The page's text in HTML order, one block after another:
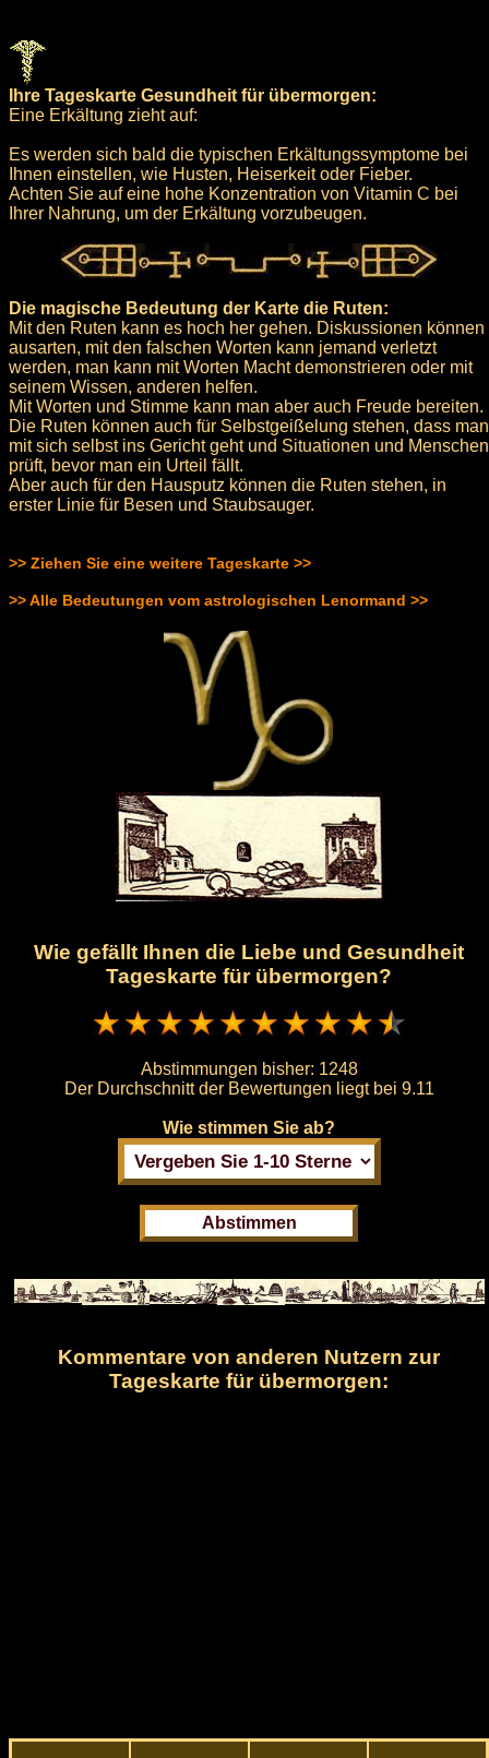
Ihre Tageskarte Gesundheit für übermorgen:
Eine Erkältung zieht auf:
Es werden sich bald die typischen Erkältungssymptome bei
Ihnen einstellen, wie Husten, Heiserkeit oder Fieber.
Achten Sie auf eine hohe Konzentration von Vitamin C bei
Ihrer Nahrung, um der Erkältung vorzubeugen.
Die magische Bedeutung der Karte die Ruten:
Mit den Ruten kann es hoch her gehen. Diskussionen können
ausarten, mit den falschen Worten kann jemand verletzt
werden, man kann mit Worten Macht demonstrieren oder mit
seinem Wissen, anderen helfen.
Mit Worten und Stimme kann man aber auch Freude bereiten.
Die Ruten können auch für Selbstgeißelung stehen, dass man
mit sich selbst ins Gericht geht und Situationen und Menschen
prüft, bevor man ein Urteil fällt.
Aber auch für den Hausputz können die Ruten stehen, in
erster Linie für Besen und Staubsauger.
>> Ziehen Sie eine weitere Tageskarte >>
>> Alle Bedeutungen vom astrologischen Lenormand >>
Wie gefällt Ihnen die Liebe und Gesundheit
Tageskarte für übermorgen?
Abstimmungen bisher: 1248
Der Durchschnitt der Bewertungen liegt bei 9.11
Wie stimmen Sie ab?
Kommentare von anderen Nutzern zur
Tageskarte für übermorgen: